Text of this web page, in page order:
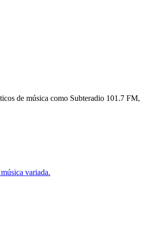
de música como Subteradio 101.7 FM,
variada.